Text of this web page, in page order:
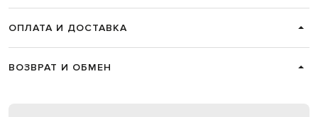
ОПЛАТА И ДОСТАВКА
ВОЗВРАТ И ОБМЕН